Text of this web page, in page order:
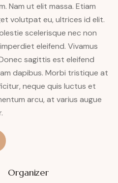
Nam ut elit massa. Etiam
volutpat eu, ultrices id elit.
scelerisque nec non
eleifend. Vivamus
sagittis est eleifend
dapibus. Morbi tristique at
neque quis luctus et
arcu, at varius augue
Organizer